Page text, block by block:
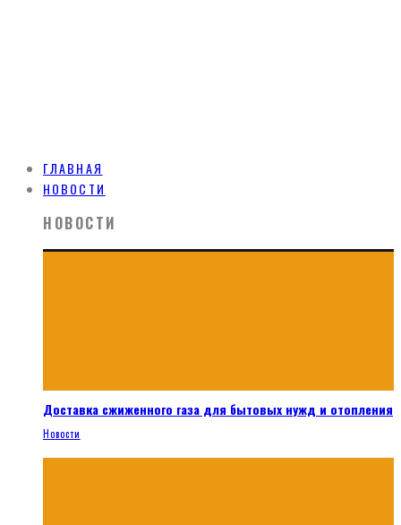
ГЛАВНАЯ
НОВОСТИ
НОВОСТИ
Доставка сжиженного газа для бытовых нужд и отопления
Новости